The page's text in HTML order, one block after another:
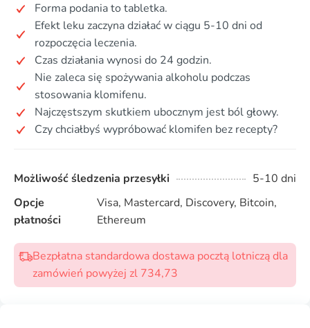
Forma podania to tabletka.
Efekt leku zaczyna działać w ciągu 5-10 dni od
rozpoczęcia leczenia.
Czas działania wynosi do 24 godzin.
Nie zaleca się spożywania alkoholu podczas
stosowania klomifenu.
Najczęstszym skutkiem ubocznym jest ból głowy.
Czy chciałbyś wypróbować klomifen bez recepty?
Możliwość śledzenia przesyłki
5-10 dni
Opcje
płatności
Visa, Mastercard, Discovery, Bitcoin,
Ethereum
Bezpłatna standardowa dostawa pocztą lotniczą dla
zamówień powyżej zl 734,73